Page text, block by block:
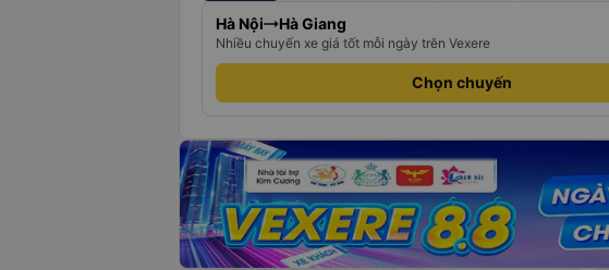
Hà Nội Hà Giang
Nhiều chuyến xe giá tốt mỗi ngày trên Vexere
Chọn chuyến